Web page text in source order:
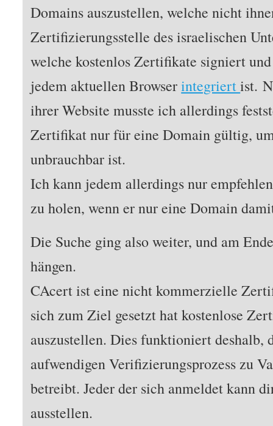
Domains auszustellen, welche nicht
Zertifizierungsstelle des israelischen
welche kostenlos Zertifikate signiert
jedem aktuellen Browserintegriertist.
ihrer Website musste ich allerdings
Zertifikat nur für eine Domain gültig,
unbrauchbar ist.
Ich kann jedem allerdings nur
zu holen, wenn er nur eine Domain
Die Suche ging also weiter, und am
hängen.
CAcert ist eine nicht kommerzielle
sich zum Ziel gesetzt hat kostenlose
auszustellen. Dies funktioniert deshalb,
aufwendigen Verifizierungsprozess zu
betreibt. Jeder der sich anmeldet kann
ausstellen.